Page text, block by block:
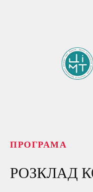
ПРОГРАМА
РОЗКЛАД